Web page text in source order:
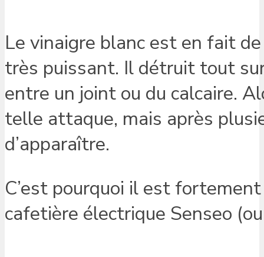
Le vinaigre blanc est en fait
très puissant. Il détruit tout
entre un joint ou du calcaire.
telle attaque, mais après
d’apparaître.
C’est pourquoi il est
cafetière électrique Senseo